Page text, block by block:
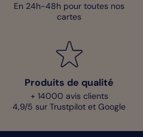
En 24h-48h pour toutes nos
cartes
Produits de qualité
+ 14000 avis clients
4,9/5 sur Trustpilot et Google